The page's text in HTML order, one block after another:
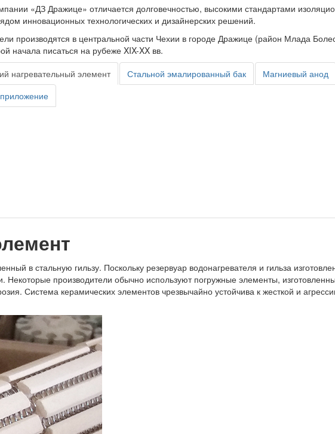
«ДЗ Дражице» отличается долговечностью, высокими стандартами
инновационных технологических и дизайнерских решений.
производятся в центральной части Чехии в городе Дражице (район Млада
начала писаться на рубеже XIX-XX вв.
нагревательный элемент
Стальной эмалированный бак Магниевый анод
в стальную гильзу. Поскольку резервуар водонагревателя и гильза
Некоторые производители обычно используют погружные элементы,
Система керамических элементов чрезвычайно устойчива к жесткой и